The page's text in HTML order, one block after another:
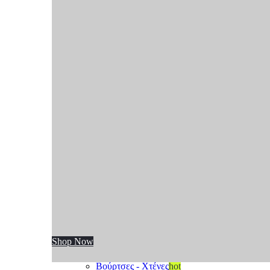
Κατηγορίες
Βούρτσες - Χτένεςhot
Shop Now